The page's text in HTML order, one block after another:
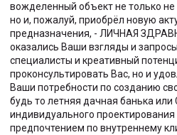
вожделенный объект не только не
но и, пожалуй, приобрёл новую
предназначения, - ЛИЧНАЯ
оказались Ваши взгляды и
специалисты и креативный
проконсультировать Вас, но и
Ваши потребности по созданию
будь то летняя дачная банька
индивидуального
предпочтением по внутреннему